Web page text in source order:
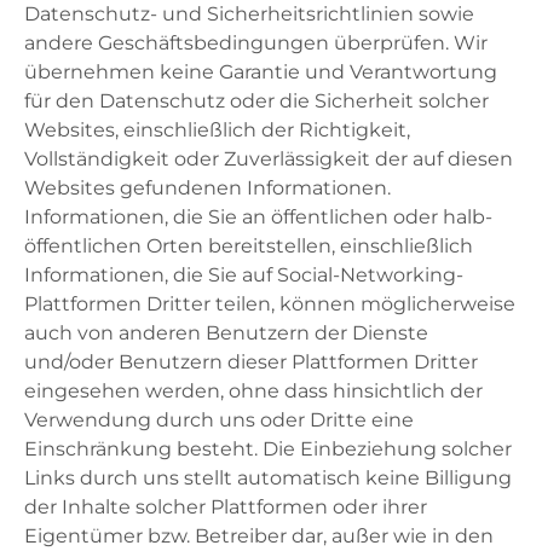
Datenschutz- und Sicherheitsrichtlinien sowie
andere Geschäftsbedingungen überprüfen. Wir
übernehmen keine Garantie und Verantwortung
für den Datenschutz oder die Sicherheit solcher
Websites, einschließlich der Richtigkeit,
Vollständigkeit oder Zuverlässigkeit der auf diesen
Websites gefundenen Informationen.
Informationen, die Sie an öffentlichen oder halb-
öffentlichen Orten bereitstellen, einschließlich
Informationen, die Sie auf Social-Networking-
Plattformen Dritter teilen, können möglicherweise
auch von anderen Benutzern der Dienste
und/oder Benutzern dieser Plattformen Dritter
eingesehen werden, ohne dass hinsichtlich der
Verwendung durch uns oder Dritte eine
Einschränkung besteht. Die Einbeziehung solcher
Links durch uns stellt automatisch keine Billigung
der Inhalte solcher Plattformen oder ihrer
Eigentümer bzw. Betreiber dar, außer wie in den